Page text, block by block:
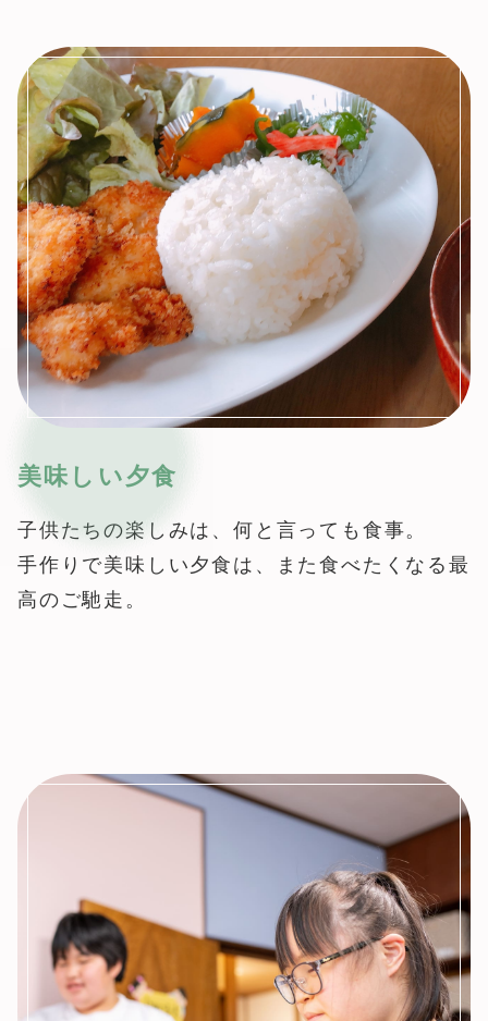
美味しい夕食
子供たちの楽しみは、何と言っても食事。
手作りで美味しい夕食は、また食べたくなる最
高のご馳走。